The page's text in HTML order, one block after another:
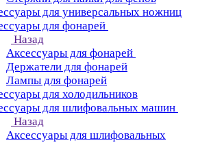
для универсальных ножниц
для фонарей
Назад
Аксессуары для фонарей
Держатели для фонарей
Лампы для фонарей
для холодильников
для шлифовальных машин
Назад
Аксессуары для шлифовальных